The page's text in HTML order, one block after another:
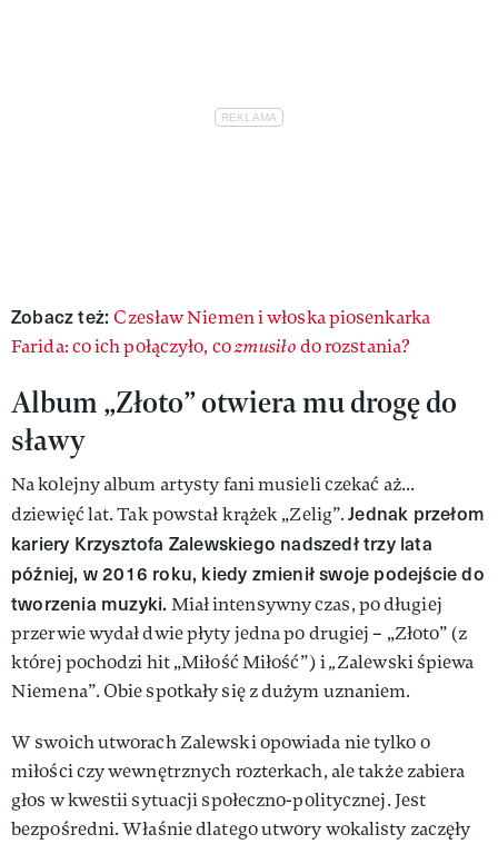
Zobacz też: Czesław Niemen i włoska piosenkarka
Farida: co ich połączyło, cozmusiłodo rozstania?
Album „Złoto” otwiera mu drogę do
sławy
Na kolejny album artysty fani musieli czekać aż...
dziewięć lat. Tak powstał krążek „Zelig”.Jednak przełom
kariery Krzysztofa Zalewskiego nadszedł trzy lata
później, w 2016 roku, kiedy zmienił swoje podejście do
tworzenia muzyki. Miał intensywny czas, po długiej
przerwie wydał dwie płyty jedna po drugiej – „Złoto” (z
której pochodzi hit „Miłość Miłość”) i„Zalewski śpiewa
Niemena”. Obie spotkały się z dużym uznaniem.
W swoich utworach Zalewski opowiada nie tylko o
miłości czy wewnętrznych rozterkach, ale także zabiera
głos w kwestii sytuacji społeczno-politycznej. Jest
bezpośredni. Właśnie dlatego utwory wokalisty zaczęły